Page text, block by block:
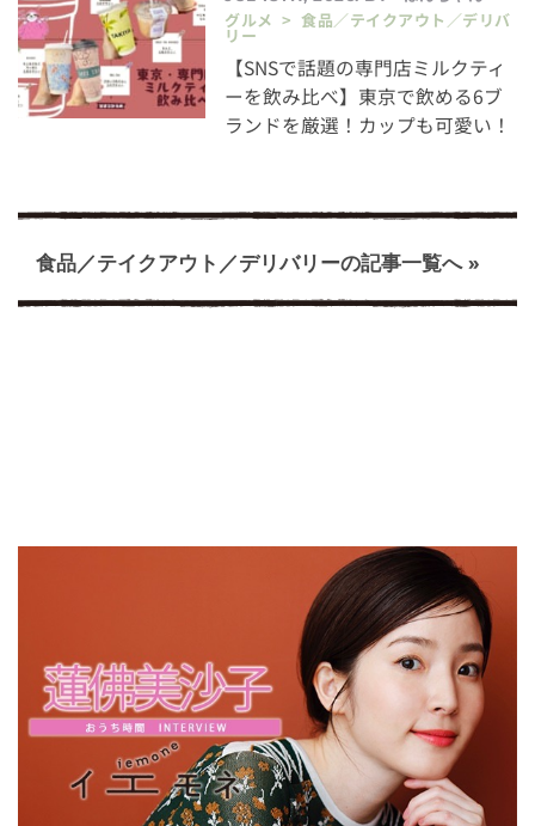
グルメ > 食品／テイクアウト／デリバ
リー
【SNSで話題の専門店ミルクティ
ーを飲み比べ】東京で飲める6ブ
ランドを厳選！カップも可愛い！
食品／テイクアウト／デリバリーの記事一覧へ »